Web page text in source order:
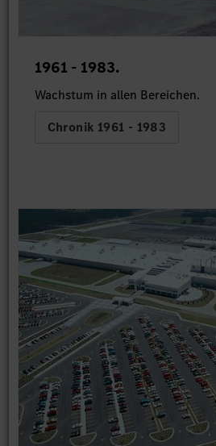
1961 - 1983.
Wachstum in allen Bereichen.
Chronik 1961 - 1983